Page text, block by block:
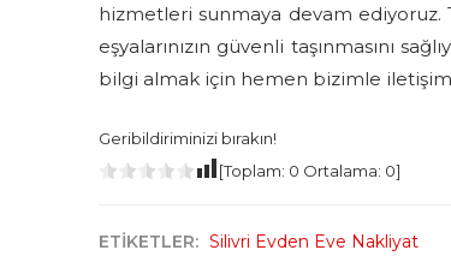
hizmetleri sunmaya devam ediyoruz.
eşyalarınızın güvenli taşınmasını
bilgi almak için hemen bizimle
Geribildiriminizi bırakın!
[Toplam: 0 Ortalama: 0]
ETİKETLER: Silivri Evden Eve Nakliyat